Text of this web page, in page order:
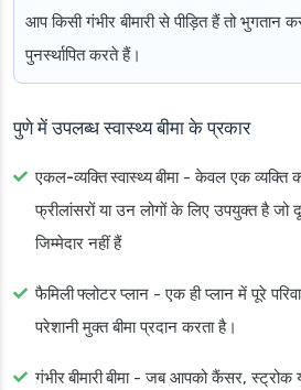
आप किसी गंभीर बीमारी से पीड़ित हैं तो भुगतान
पुनर्स्थापित करते हैं।
पुणे में उपलब्ध स्वास्थ्य बीमा के प्रकार
एकल-व्यक्ति स्वास्थ्य बीमा- केवल एक व्यक्ति
फ्रीलांसरों या उन लोगों के लिए उपयुक्त है जो
जिम्मेदार नहीं हैं
फैमिली फ्लोटर प्लान - एक ही प्लान में पूरे
परेशानी मुक्त बीमा प्रदान करता है।
गंभीर बीमारी बीमा- जब आपको कैंसर, स्ट्रोक